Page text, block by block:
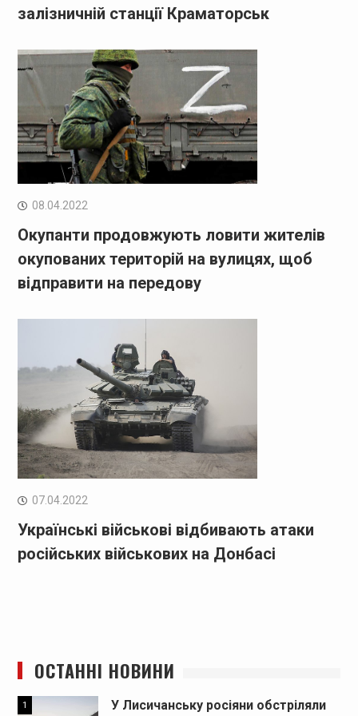
залізничній станції Краматорськ
08.04.2022
Окупанти продовжують ловити жителів
окупованих територій на вулицях, щоб
відправити на передову
07.04.2022
Українські військові відбивають атаки
російських військових на Донбасі
ОСТАННІ НОВИНИ
1
У Лисичанську росіяни обстріляли